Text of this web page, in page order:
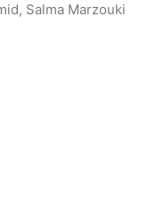
Salma Marzouki